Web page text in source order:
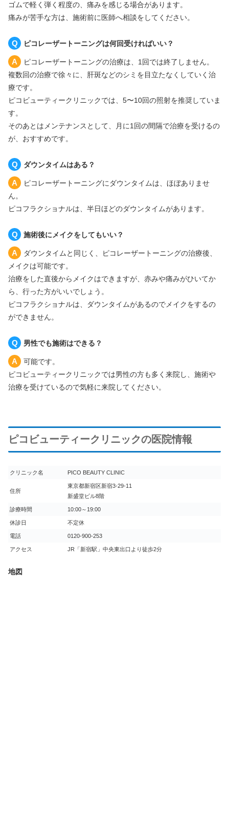
ゴムで軽く弾く程度の、痛みを感じる場合があります。
痛みが苦手な方は、施術前に医師へ相談をしてください。
ピコレーザートーニングは何回受ければいい？
ピコレーザートーニングの治療は、1回では終了しません。
複数回の治療で徐々に、肝斑などのシミを目立たなくしていく治
療です。
ピコビューティークリニックでは、5〜10回の照射を推奨していま
す。
そのあとはメンテナンスとして、月に1回の間隔で治療を受けるの
が、おすすめです。
ダウンタイムはある？
ピコレーザートーニングにダウンタイムは、ほぼありませ
ん。
ピコフラクショナルは、半日ほどのダウンタイムがあります。
施術後にメイクをしてもいい？
ダウンタイムと同じく、ピコレーザートーニングの治療後、
メイクは可能です。
治療をした直後からメイクはできますが、赤みや痛みがひいてか
ら、行った方がいいでしょう。
ピコフラクショナルは、ダウンタイムがあるのでメイクをするの
ができません。
男性でも施術はできる？
可能です。
ピコビューティークリニックでは男性の方も多く来院し、施術や
治療を受けているので気軽に来院してください。
ピコビューティークリニックの医院情報
クリニック名 PICO BEAUTY CLINIC
住所
東京都新宿区新宿3-29-11
新盛堂ビル8階
診療時間 10:00～19:00
休診日 不定休
電話 0120-900-253
アクセス JR「新宿駅」中央東出口より徒歩2分
地図